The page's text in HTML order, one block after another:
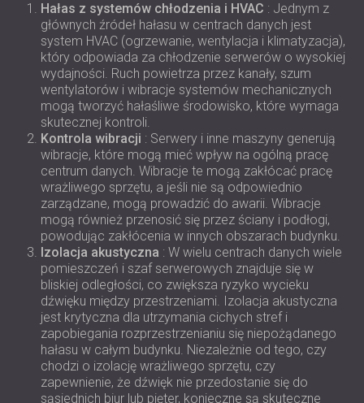
Hałas z systemów chłodzenia i HVAC : Jednym z
głównych źródeł hałasu w centrach danych jest
system HVAC (ogrzewanie, wentylacja i klimatyzacja),
który odpowiada za chłodzenie serwerów o wysokiej
wydajności. Ruch powietrza przez kanały, szum
wentylatorów i wibracje systemów mechanicznych
mogą tworzyć hałaśliwe środowisko, które wymaga
skutecznej kontroli.
Kontrola wibracji : Serwery i inne maszyny generują
wibracje, które mogą mieć wpływ na ogólną pracę
centrum danych. Wibracje te mogą zakłócać pracę
wrażliwego sprzętu, a jeśli nie są odpowiednio
zarządzane, mogą prowadzić do awarii. Wibracje
mogą również przenosić się przez ściany i podłogi,
powodując zakłócenia w innych obszarach budynku.
Izolacja akustyczna : W wielu centrach danych wiele
pomieszczeń i szaf serwerowych znajduje się w
bliskiej odległości, co zwiększa ryzyko wycieku
dźwięku między przestrzeniami. Izolacja akustyczna
jest krytyczna dla utrzymania cichych stref i
zapobiegania rozprzestrzenianiu się niepożądanego
hałasu w całym budynku. Niezależnie od tego, czy
chodzi o izolację wrażliwego sprzętu, czy
zapewnienie, że dźwięk nie przedostanie się do
sąsiednich biur lub pięter, konieczne są skuteczne